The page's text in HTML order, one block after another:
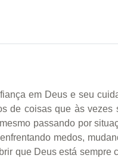
em Deus e seu
de coisas que às
passando por
medos,
que Deus está sempre